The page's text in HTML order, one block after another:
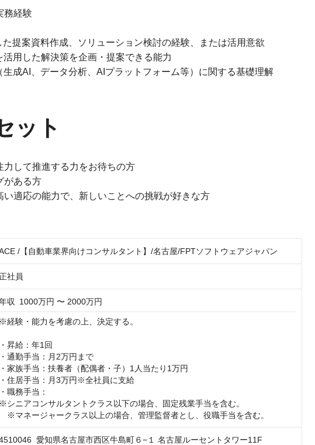
務経験
提案資料作成、ソリューション検討の経験、または活用意欲
用した解決策を企画・提案できる能力
成AI、データ分析、AIプラットフォーム等）に関する基礎理解
ット
力して推進する力をお待ちの方
がある方
い適応の能力で、新しいことへの挑戦が好きな方
/【自動車業界向けコンサルタント】/名古屋/FPTソフトウェアジャパン
社員
収 1000万円 〜 2000万円
※経験・能力を考慮の上、決定する。
・昇給：年1回
・通勤手当：月2万円まで
・家族手当：扶養者（配偶者・子）1人当たり1万円
・住居手当：月3万円※全社員に支給
・職務手当：
※シニアコンサルタントクラス以下の場合、固定残業手当を含む。
※マネージャークラス以上の場合、管理監督者とし、役職手当を含む。
愛知県名古屋市西区牛島町６−１ 名古屋ルーセントタワー11F